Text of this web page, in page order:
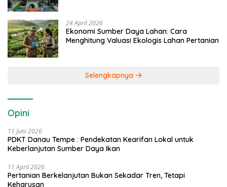
24 April 2026
Ekonomi Sumber Daya Lahan: Cara
Menghitung Valuasi Ekologis Lahan Pertanian
Selengkapnya
Opini
11 Juni 2026
PDKT Danau Tempe : Pendekatan Kearifan Lokal untuk
Keberlanjutan Sumber Daya Ikan
11 April 2026
Pertanian Berkelanjutan Bukan Sekadar Tren, Tetapi
Keharusan